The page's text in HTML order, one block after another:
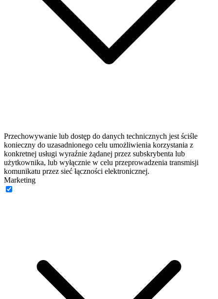
Przechowywanie lub dostęp do danych technicznych jest ściśle
konieczny do uzasadnionego celu umożliwienia korzystania z
konkretnej usługi wyraźnie żądanej przez subskrybenta lub
użytkownika, lub wyłącznie w celu przeprowadzenia transmisji
komunikatu przez sieć łączności elektronicznej.
Marketing